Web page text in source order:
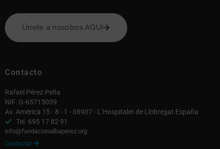
Únete a nosotros AQUÍ
Contacto
Rafael Pérez Peña
NIF: G-65715039
Av. América 15 - 8 - 1 - 08907 - L’Hospitalet de Llobregat España
Tel. 695 17 82 91
info@fundacionalbaperez.org
Contactar 